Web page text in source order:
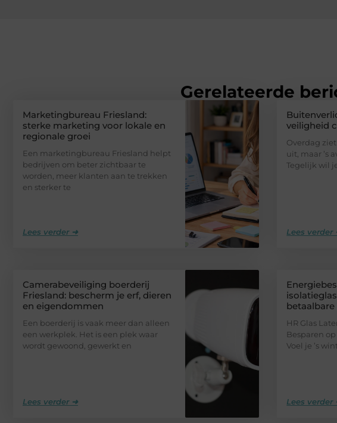
Gerelateerde
Marketingbureau Friesland:
sterke marketing voor lokale en
regionale groei
Een marketingbureau Friesland helpt
bedrijven om beter zichtbaar te
worden, meer klanten aan te trekken
en sterker te
Lees verder ➜
veiligheid
Overdag
uit, maar ’s
Tegelijk wil
Lees verder
Camerabeveiliging boerderij
Friesland: bescherm je erf, dieren
en eigendommen
Een boerderij is vaak meer dan alleen
een werkplek. Het is een plek waar
wordt gewoond, gewerkt en
Lees verder ➜
betaalbare
HR Glas
Besparen
Voel je ’s
Lees verder